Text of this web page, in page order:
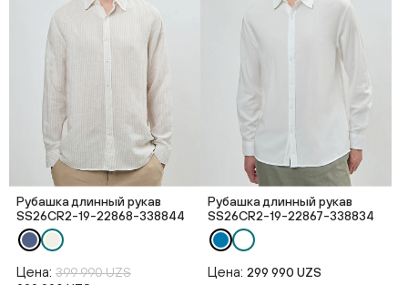
Рубашка длинный рукав
SS26CR2-19-22868-338844
Цена: 399 990 UZS
Рубашка длинный рукав
SS26CR2-19-22867-338834
Цена: 299 990 UZS